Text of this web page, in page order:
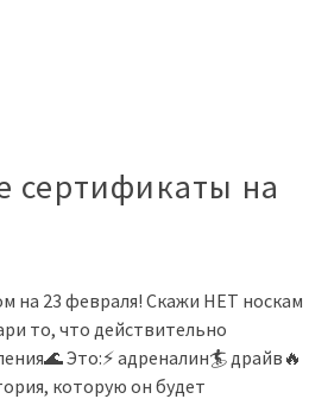
сертификаты на
на 23 февраля! Скажи НЕТ носкам
то, что действительно
Это:⚡ адреналин🏄 драйв🔥
которую он будет